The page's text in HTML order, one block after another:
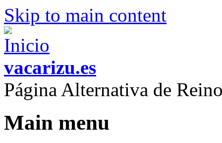
Skip to main content
vacarizu.es
Página Alternativa de
Main menu